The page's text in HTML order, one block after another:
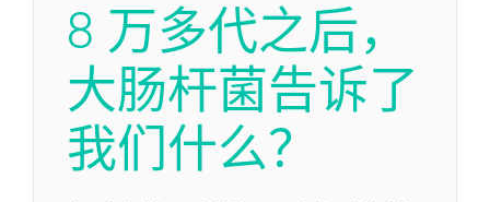
8 万多代之后，
大肠杆菌告诉了
我们什么？